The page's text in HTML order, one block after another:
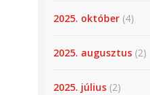
2025. október (4)
2025. augusztus (2)
2025. július (2)